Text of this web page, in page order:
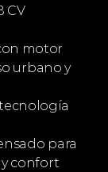
CV
motor
urbano y
para
confort